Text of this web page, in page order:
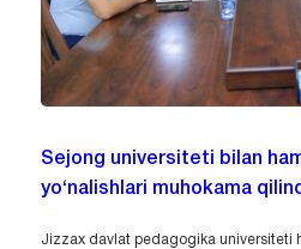
Sejong universiteti bilan
yo‘nalishlari muhokama
Jizzax davlat pedagogika universiteti